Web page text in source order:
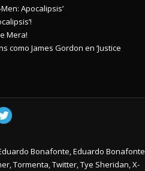
Apocalipsis’
Mera!
como James Gordon en ‘Justice
Bonafonte,Eduardo Bonafonte
,Tormenta,Twitter,Tye Sheridan,X-